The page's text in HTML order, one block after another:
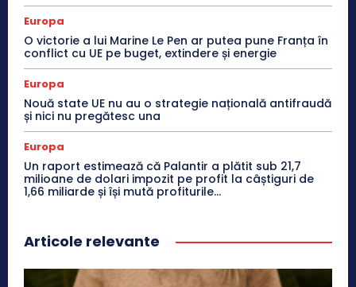
Europa
O victorie a lui Marine Le Pen ar putea pune Franța în
conflict cu UE pe buget, extindere și energie
Europa
Nouă state UE nu au o strategie națională antifraudă
și nici nu pregătesc una
Europa
Un raport estimează că Palantir a plătit sub 21,7
milioane de dolari impozit pe profit la câștiguri de
1,66 miliarde și își mută profiturile...
Articole relevante